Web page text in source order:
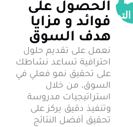
الحصول على
فوائد و مزايا
هدف السوق
نعمل على تقديم حلول
احترافية تساعد نشاطك
على تحقيق نمو فعلي في
السوق، من خلال
استراتيجيات مدروسة
وتنفيذ دقيق يركز على
تحقيق أفضل النتائج